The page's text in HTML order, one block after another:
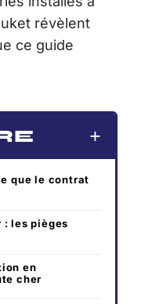
révèlent
ce guide
que le contrat
: les pièges
en
cher